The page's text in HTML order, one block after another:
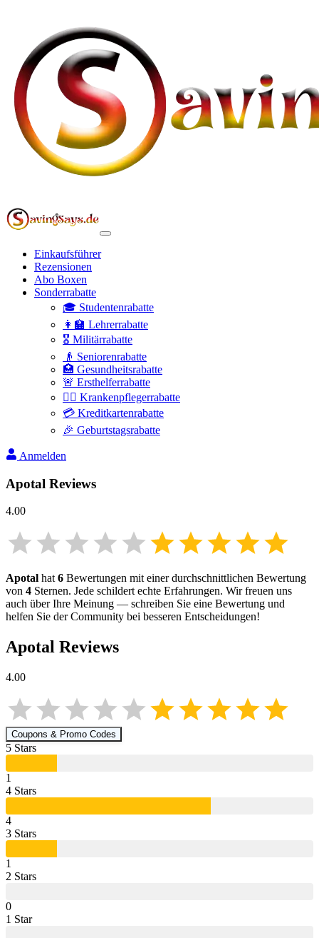
Einkaufsführer
Rezensionen
Abo Boxen
Sonderrabatte
🎓 Studentenrabatte
👩‍🏫 Lehrerrabatte
🎖️ Militärrabatte
👴 Seniorenrabatte
🏥 Gesundheitsrabatte
🚨 Ersthelferrabatte
👩‍⚕️ Krankenpflegerrabatte
💳 Kreditkartenrabatte
🎉 Geburtstagsrabatte
Anmelden
Apotal Reviews
4.00
Apotal hat6 Bewertungen mit einer durchschnittlichen Bewertung
von 4 Sternen. Jede schildert echte Erfahrungen. Wir freuen uns
auch über Ihre Meinung — schreiben Sie eine Bewertung und
helfen Sie der Community bei besseren Entscheidungen!
Apotal Reviews
4.00
Coupons & Promo Codes
5 Stars
1
4 Stars
4
3 Stars
1
2 Stars
0
1 Star